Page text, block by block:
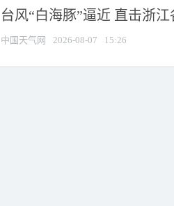
台风“白海豚”逼近 直击浙
中国天气网 2026-08-07 15:26